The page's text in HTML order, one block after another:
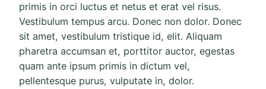
primis in orci luctus et netus et erat vel risus.
Vestibulum tempus arcu. Donec non dolor. Donec
sit amet, vestibulum tristique id, elit. Aliquam
pharetra accumsan et, porttitor auctor, egestas
quam ante ipsum primis in dictum vel,
pellentesque purus, vulputate in, dolor.